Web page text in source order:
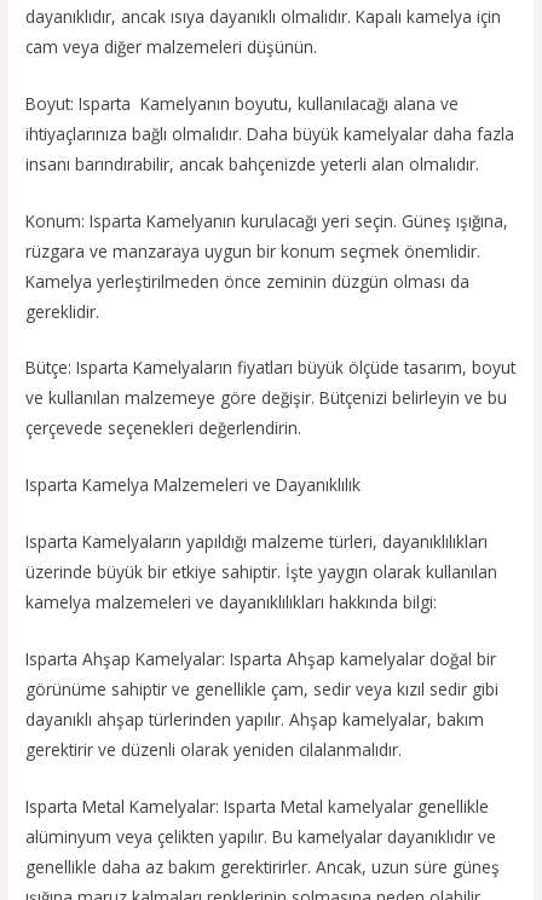
dayanıklıdır, ancak ısıya dayanıklı olmalıdır. Kapalı kamelya için
cam veya diğer malzemeleri düşünün.
Boyut: Isparta Kamelyanın boyutu, kullanılacağı alana ve
ihtiyaçlarınıza bağlı olmalıdır. Daha büyük kamelyalar daha fazla
insanı barındırabilir, ancak bahçenizde yeterli alan olmalıdır.
Konum: Isparta Kamelyanın kurulacağı yeri seçin. Güneş ışığına,
rüzgara ve manzaraya uygun bir konum seçmek önemlidir.
Kamelya yerleştirilmeden önce zeminin düzgün olması da
gereklidir.
Bütçe: Isparta Kamelyaların fiyatları büyük ölçüde tasarım, boyut
ve kullanılan malzemeye göre değişir. Bütçenizi belirleyin ve bu
çerçevede seçenekleri değerlendirin.
Isparta Kamelya Malzemeleri ve Dayanıklılık
Isparta Kamelyaların yapıldığı malzeme türleri, dayanıklılıkları
üzerinde büyük bir etkiye sahiptir. İşte yaygın olarak kullanılan
kamelya malzemeleri ve dayanıklılıkları hakkında bilgi:
Isparta Ahşap Kamelyalar: Isparta Ahşap kamelyalar doğal bir
görünüme sahiptir ve genellikle çam, sedir veya kızıl sedir gibi
dayanıklı ahşap türlerinden yapılır. Ahşap kamelyalar, bakım
gerektirir ve düzenli olarak yeniden cilalanmalıdır.
Isparta Metal Kamelyalar: Isparta Metal kamelyalar genellikle
alüminyum veya çelikten yapılır. Bu kamelyalar dayanıklıdır ve
genellikle daha az bakım gerektirirler. Ancak, uzun süre güneş